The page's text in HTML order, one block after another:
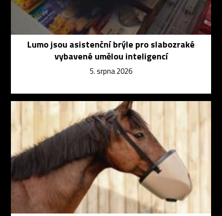
Lumo jsou asistenční brýle pro slabozraké
vybavené umělou inteligencí
5. srpna 2026